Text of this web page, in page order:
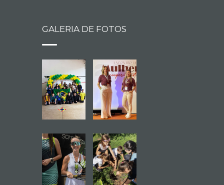
GALERIA DE FOTOS